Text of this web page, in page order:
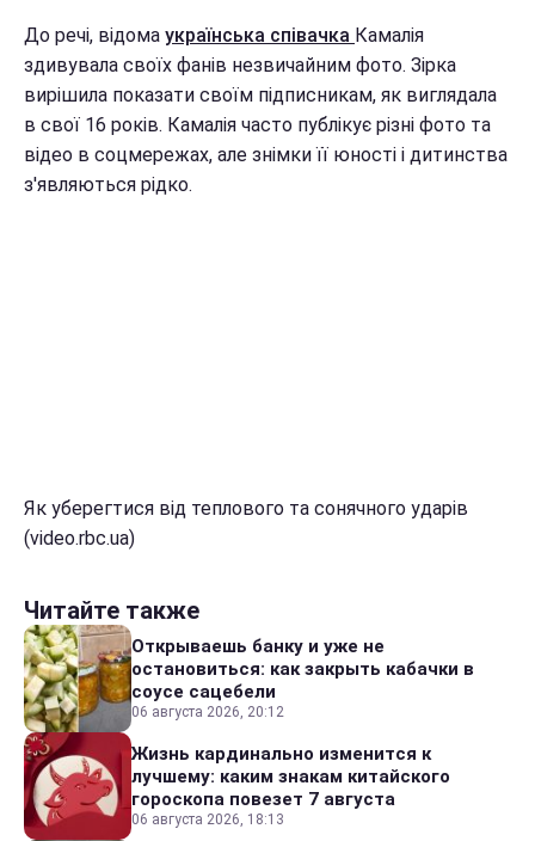
До речі, відома українська співачка Камалія
здивувала своїх фанів незвичайним фото. Зірка
вирішила показати своїм підписникам, як виглядала
в свої 16 років. Камалія часто публікує різні фото та
відео в соцмережах, але знімки її юності і дитинства
з'являються рідко.
Як уберегтися від теплового та сонячного ударів
(video.rbc.ua)
Читайте также
Открываешь банку и уже не
остановиться: как закрыть кабачки в
соусе сацебели
06 августа 2026, 20:12
Жизнь кардинально изменится к
лучшему: каким знакам китайского
гороскопа повезет 7 августа
06 августа 2026, 18:13